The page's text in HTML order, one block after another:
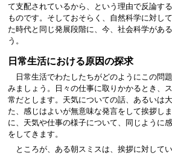
て支配されているから、という理由で反論す
ものです。そしておそらく、自然科学に対し
た時代と同じ発展段階に、今、社会科学があ
う。
日常生活における原因の探求
日常生活でわたしたちがどのようにこの問
みましょう。日々の仕事に取りかかるとき、
常だとします。天気についての話、あるいは
た、感じはよいが無意味な発言をして挨拶し
に、天気や仕事の様子について、同じように
をしてきます。
ところが、ある朝スミスは、挨拶に対して